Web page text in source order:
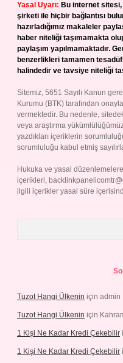
Yasal Uyarı: Bu internet
şirketi ile hiçbir bağlantısı
hazırladığımız makaleler
haber niteliği taşımamakta
paylaşım yapılmamaktadır.
benzerlikleri tamamen
halindedir ve tavsiye niteliği
Sitemiz, 5651 Sayılı Kanun
Kurumu (BTK) tarafından
vermektedir. Bu nedenle,
veya araştırma
yazdıkları içeriklerin
sorumluluğu kabul etmiş
Hukuka ve yasal
içerikleri,
ilgili içerikler yasal süre
Tuzot Hangi Ülkenin için admin
Tuzot Hangi Ülkenin için
1 Kişi Ne Kadar Kredi Çekebilir
1 Kişi Ne Kadar Kredi Çekebilir